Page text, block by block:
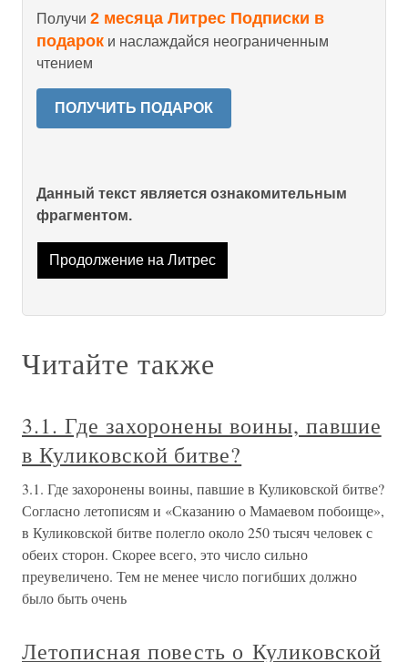
Получи 2 месяца Литрес Подписки в
подарок и наслаждайся неограниченным
чтением
ПОЛУЧИТЬ ПОДАРОК
Данный текст является ознакомительным
фрагментом.
Продолжение на Литрес
Читайте также
3.1. Где захоронены воины, павшие
в Куликовской битве?
3.1. Где захоронены воины, павшие в Куликовской битве?
Согласно летописям и «Сказанию о Мамаевом побоище»,
в Куликовской битве полегло около 250 тысяч человек с
обеих сторон. Скорее всего, это число сильно
преувеличено. Тем не менее число погибших должно
было быть очень
Летописная повесть о Куликовской